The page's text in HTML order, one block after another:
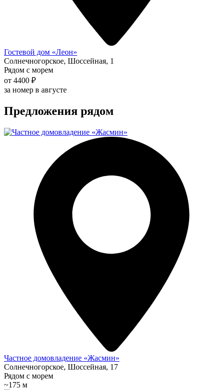
Гостевой дом «Леон»
Солнечногорское, Шоссейная, 1
Рядом с морем
от 4400 ₽
за номер в августе
Предложения рядом
Частное домовладение «Жасмин»
Солнечногорское, Шоссейная, 17
Рядом с морем
~175 м